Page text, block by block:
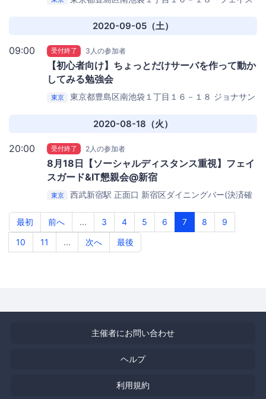
2020-09-05（土）
09:00 受付終了 3人の参加者
【初心者向け】ちょっとだけサーバを作って動か
してみる勉強会
東京 東京都豊島区南池袋１丁目１６－１８ ジョナサン
2020-08-18（火）
20:00 受付終了 2人の参加者
8月18日【ソーシャルディスタンス重視】フェイ
スガード&IT懇親会@新宿
東京 西武新宿駅 正面口 新宿区ダイニングバー(決済確
最初
前へ ... 3 4 5 6 7 8
9
10
11 ... 次へ 最後
主催者にお問い合わせ
ヘルプ
利用規約